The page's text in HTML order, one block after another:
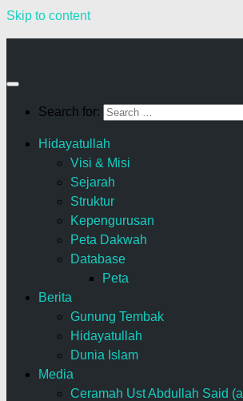
Skip to content
Search for:
Hidayatullah
Visi & Misi
Sejarah
Struktur
Kepengurusan
Peta Dakwah
Database
Peta
Berita
Gunung Tembak
Hidayatullah
Dunia Islam
Media
Ceramah Ust Abdullah Said